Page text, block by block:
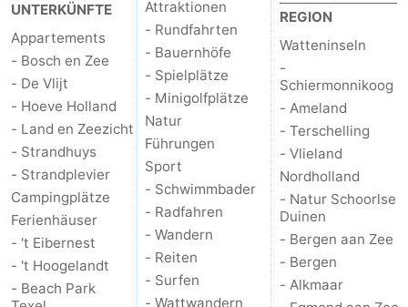
UNTERKÜNFTE
Appartements
- Bosch en Zee
- De Vlijt
- Hoeve Holland
- Land en Zeezicht
- Strandhuys
- Strandplevier
Campingplätze
Ferienhäuser
- 't Eibernest
- 't Hoogelandt
- Beach Park
Attraktionen
- Rundfahrten
- Bauernhöfe
- Spielplätze
- Minigolfplätze
Natur
Führungen
Sport
- Schwimmbader
- Radfahren
- Wandern
- Reiten
- Surfen
- Wattwandern
REGION
Watteninseln
-
Schiermonnikoog
- Ameland
- Terschelling
- Vlieland
Nordholland
- Natur Schoorlse
Duinen
- Bergen aan Zee
- Bergen
- Alkmaar